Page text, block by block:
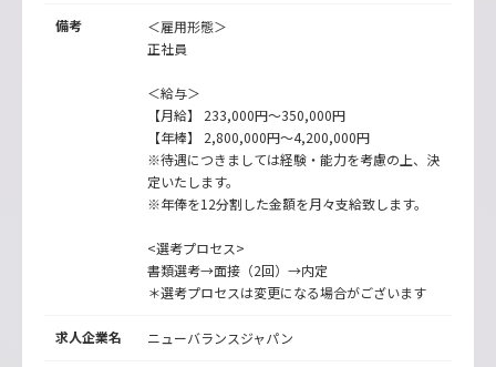
備考
＜雇用形態＞
正社員
＜給与＞
【月給】 233,000円～350,000円
【年棒】 2,800,000円～4,200,000円
※待遇につきましては経験・能力を考慮の上、決
定いたします。
※年俸を12分割した金額を月々支給致します。
<選考プロセス>
書類選考→面接（2回）→内定
＊選考プロセスは変更になる場合がございます
求人企業名 ニューバランスジャパン